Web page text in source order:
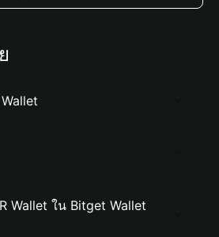
Wallet ใน Bitget Wallet